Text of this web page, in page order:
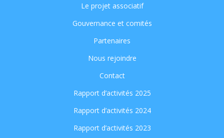
Le projet associatif
Gouvernance et comités
Partenaires
Nous rejoindre
Contact
Rapport d’activités 2025
Rapport d’activités 2024
Rapport d’activités 2023